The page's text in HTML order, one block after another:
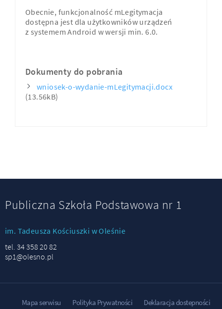
Obecnie, funkcjonalność mLegitymacja
dostępna jest dla użytkowników urządzeń
z systemem Android w wersji min. 6.0.
Dokumenty do pobrania
wniosek-o-wydanie-mLegitymacji.docx
(13.56kB)
Publiczna Szkoła Podstawowa nr 1
im. Tadeusza Kościuszki w Oleśnie
tel. 34 358 20 82
sp1@olesno.pl
Mapa serwisu Polityka Prywatności Deklaracja dostepności